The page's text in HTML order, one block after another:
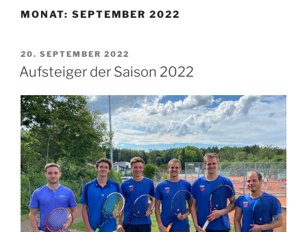
MONAT: SEPTEMBER 2022
VERÖFFENTLICHT
AM
20. SEPTEMBER 2022
Aufsteiger der Saison 2022